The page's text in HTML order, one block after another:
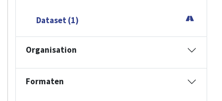
Dataset (1)
Organisation
Formaten